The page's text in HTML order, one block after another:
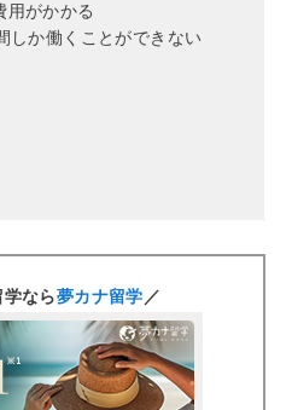
用がかかる
しか働くことができない
なら夢カナ留学／